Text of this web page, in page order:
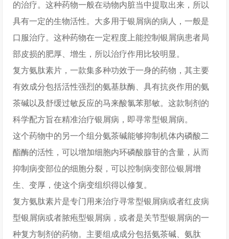
的治疗。这种药物一般在动物内脏当中提取出来，所以
具有一定的生物活性。大多用于银屑病的病人，一般是
口服治疗。这种药物在一定程度上能控制银屑病患者局
部皮损的肥厚、增生，所以治疗作用比较明显。
复方氨肽素片，一款集多种功效于一身的药物，其主要
有效成分包括活性强烈的氨基肽酶、具有抗炎作用的氨
茶碱以及舒缓过敏反应的马来酸氯苯那敏。这款制剂的
科学配方旨在精准治疗银屑病，即寻常型银屑病。
这个药物中的另一个组分氨茶碱能够抑制机体内磷酸二
酯酶的活性，可以增加细胞内环磷酸腺苷的含量，从而
抑制病变部位的细胞分裂，可以控制病变部位银屑增
生、变厚，使这个病变组织得以修复。
复方氨肽素片是专门用来治疗寻常型银屑病或者红皮病
型银屑病或者脓疱型银屑病，或者是关节型银屑病的一
种复方制剂的药物。主要组成成分包括氨茶碱、氨肽